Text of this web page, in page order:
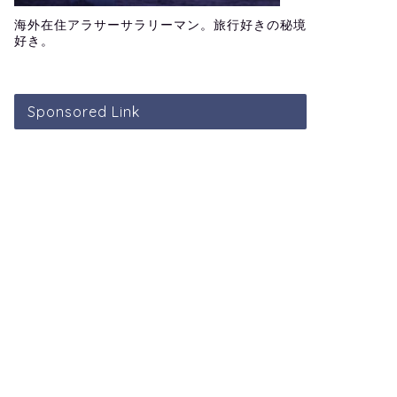
海外在住アラサーサラリーマン。旅行好きの秘境
好き。
Sponsored Link